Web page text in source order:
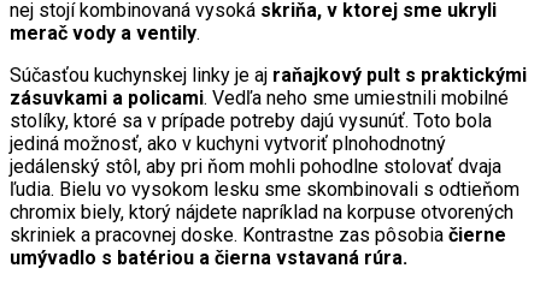
nej stojí kombinovaná vysoká skriňa, v ktorej sme ukryli
merač vody a ventily.
Súčasťou kuchynskej linky je aj raňajkový pult s praktickými
zásuvkami a policami. Vedľa neho sme umiestnili mobilné
stolíky, ktoré sa v prípade potreby dajú vysunúť. Toto bola
jediná možnosť, ako v kuchyni vytvoriť plnohodnotný
jedálenský stôl, aby pri ňom mohli pohodlne stolovať dvaja
ľudia. Bielu vo vysokom lesku sme skombinovali s odtieňom
chromix biely, ktorý nájdete napríklad na korpuse otvorených
skriniek a pracovnej doske. Kontrastne zas pôsobia čierne
umývadlo s batériou a čierna vstavaná rúra.